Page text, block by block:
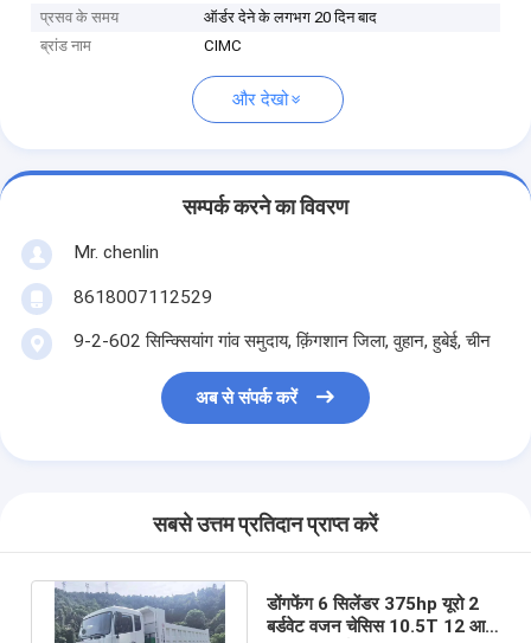
प्रसव के समय
ऑर्डर देने के लगभग 20 दिन बाद
ब्रांड नाम
CIMC
और देखो
सम्पर्क करने का विवरण
Mr. chenlin
8618007112529
9-2-602 सिन्क्सियांग गांव समुदाय, क़िंगशान जिला, वुहान, हुबेई, चीन
अब से संपर्क करें
सबसे उत्तम प्रतिदान प्राप्त करें
डोंगफेंग 6 सिलेंडर 375hp यूरो 2
बर्डवेट वजन चेसिस 10.5T 12 आगे